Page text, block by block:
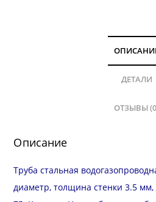
ДЕТАЛИ
ОТЗЫВЫ
Описание
Труба стальная
диаметр, толщина стенки 3.5